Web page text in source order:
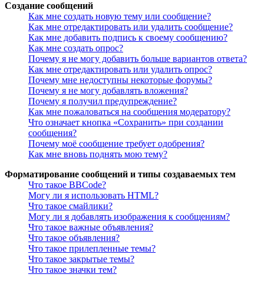
Создание сообщений
Как мне создать новую тему или сообщение?
Как мне отредактировать или удалить сообщение?
Как мне добавить подпись к своему сообщению?
Как мне создать опрос?
Почему я не могу добавить больше вариантов ответа?
Как мне отредактировать или удалить опрос?
Почему мне недоступны некоторые форумы?
Почему я не могу добавлять вложения?
Почему я получил предупреждение?
Как мне пожаловаться на сообщения модератору?
Что означает кнопка «Сохранить» при создании
сообщения?
Почему моё сообщение требует одобрения?
Как мне вновь поднять мою тему?
Форматирование сообщений и типы создаваемых тем
Что такое BBCode?
Могу ли я использовать HTML?
Что такое смайлики?
Могу ли я добавлять изображения к сообщениям?
Что такое важные объявления?
Что такое объявления?
Что такое прилепленные темы?
Что такое закрытые темы?
Что такое значки тем?